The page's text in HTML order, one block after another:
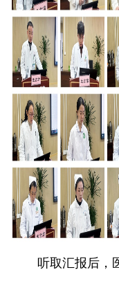
听取汇报后，